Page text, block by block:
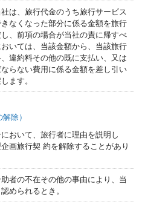
は、旅行代金のうち旅行サービス
なくなった部分に係る金額を旅行
、前項の場合が当社の責に帰すべ
いては、当該金額から、当該旅行
違約料その他の既に支払い、又は
らない費用に係る金額を差し引い
ます。
除）
おいて、旅行者に理由を説明し
画旅行契 約を解除することがあり
者の不在その他の事由により、当
められるとき。